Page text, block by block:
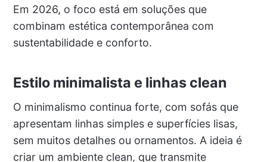
Em 2026, o foco está em soluções que
combinam estética contemporânea com
sustentabilidade e conforto.
Estilo minimalista e linhas clean
O minimalismo continua forte, com sofás que
apresentam linhas simples e superfícies lisas,
sem muitos detalhes ou ornamentos. A ideia é
criar um ambiente clean, que transmite